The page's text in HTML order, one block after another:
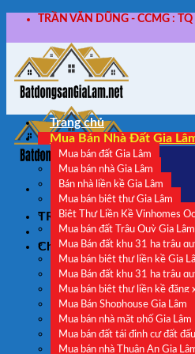
Skip
content
TRẦN VĂN DŨNG - CCMG :
TRẦN VĂN DŨNG - CCMG
Chuyên Môi Giới - Nhận
Trang chủ
Mua Bán Nhà Đất Gia
Mua bán đất Gia Lâm
Mua bán nhà Gia Lâm
Bán nhà liền kề Gia Lâm
Mua bán biệt thự Gia Lâm
Biệt Thự Liền Kề Vinhomes
Mua bán đất Trâu Quỳ Gia Lâm
Mua Bán đất khu 31 ha trâu
Mua bán biệt thự liền kề Gia
Mua Bán đất khu 31 ha trâu
Mua bán biệt thự liền kề đặng
Mua Bán Shophouse Gia Lâm
Mua bán nhà mặt phố Gia Lâm
Mua bán đất tái định cư đất
Mua bán nhà Thuận An Gia